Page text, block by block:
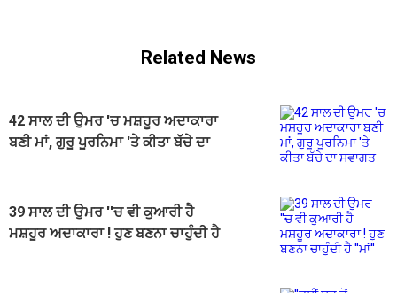
Related News
42 ਸਾਲ ਦੀ ਉਮਰ 'ਚ ਮਸ਼ਹੂਰ ਅਦਾਕਾਰਾ
ਬਣੀ ਮਾਂ, ਗੁਰੂ ਪੂਰਨਿਮਾ 'ਤੇ ਕੀਤਾ ਬੱਚੇ ਦਾ
39 ਸਾਲ ਦੀ ਉਮਰ ''ਚ ਵੀ ਕੁਆਰੀ ਹੈ
ਮਸ਼ਹੂਰ ਅਦਾਕਾਰਾ ! ਹੁਣ ਬਣਨਾ ਚਾਹੁੰਦੀ ਹੈ